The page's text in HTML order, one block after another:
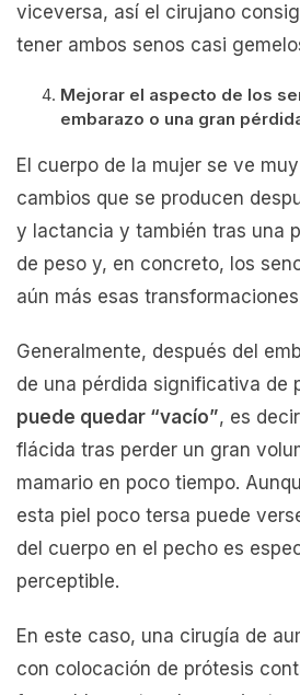
viceversa, así el cirujano
tener ambos senos casi
Mejorar el aspecto de los
embarazo o una gran
El cuerpo de la mujer se ve
cambios que se producen
y lactancia y también tras una
de peso y, en concreto, los
aún más esas
Generalmente, después del
de una pérdida significativa de
puede quedar “vacío”, es
flácida tras perder un gran
mamario en poco tiempo.
esta piel poco tersa puede
del cuerpo en el pecho es
perceptible.
En este caso, una cirugía de
con colocación de prótesis